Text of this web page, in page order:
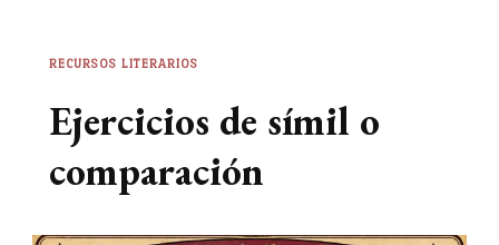
RECURSOS LITERARIOS
Ejercicios de símil o
comparación